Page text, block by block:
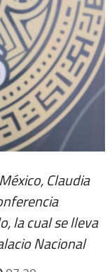
Claudia
la cual se lleva
Nacional